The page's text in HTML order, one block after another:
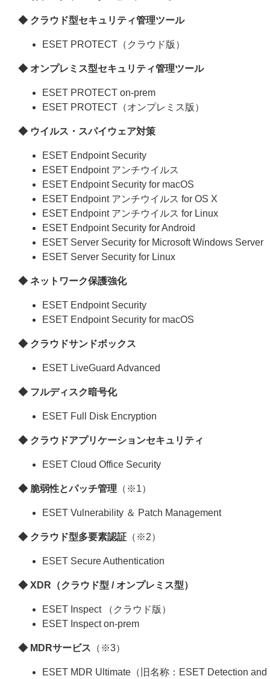
◆ クラウド型セキュリティ管理ツール
ESET PROTECT（クラウド版）
◆ オンプレミス型セキュリティ管理ツール
ESET PROTECT on-prem
ESET PROTECT（オンプレミス版）
◆ ウイルス・スパイウェア対策
ESET Endpoint Security
ESET Endpoint アンチウイルス
ESET Endpoint Security for macOS
ESET Endpoint アンチウイルス for OS X
ESET Endpoint アンチウイルス for Linux
ESET Endpoint Security for Android
ESET Server Security for Microsoft Windows Server
ESET Server Security for Linux
◆ ネットワーク保護強化
ESET Endpoint Security
ESET Endpoint Security for macOS
◆ クラウドサンドボックス
ESET LiveGuard Advanced
◆ フルディスク暗号化
ESET Full Disk Encryption
◆ クラウドアプリケーションセキュリティ
ESET Cloud Office Security
◆ 脆弱性とパッチ管理 （※1）
ESET Vulnerability ＆ Patch Management
◆ クラウド型多要素認証 （※2）
ESET Secure Authentication
◆ XDR（クラウド型 / オンプレミス型）
ESET Inspect （クラウド版）
ESET Inspect on-prem
◆ MDRサービス （※3）
ESET MDR Ultimate（旧名称：ESET Detection